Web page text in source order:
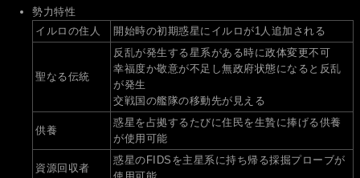
勢力特性
イルロの住人
開始時の初期惑星にイルロが1人追加される
聖なる伝統
反乱が発生する星系がある時に政体変更不可
幸福度か敬意が不足し無政府状態になると反乱
が発生
交戦国の艦隊の移動先が見える
供養
惑星を占拠するたびに住民を生贄に捧げる供養
が使用可能
資源回収者
惑星のFIDSを主星系に持ち帰る採掘プローブが